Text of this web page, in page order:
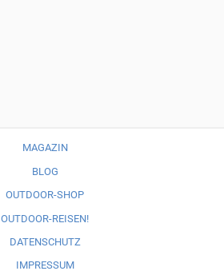
MAGAZIN
BLOG
OUTDOOR-SHOP
OUTDOOR-REISEN!
DATENSCHUTZ
IMPRESSUM